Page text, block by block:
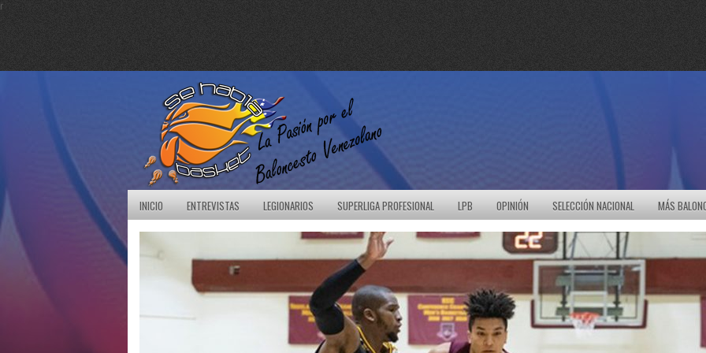
r
INICIO ENTREVISTAS LEGIONARIOS SUPERLIGA PROFESIONAL LPB OPINIÓN SELECCIÓN NACIONAL MÁS